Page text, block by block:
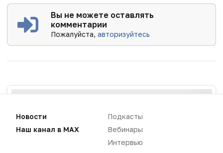
Вы не можете оставлять
комментарии
Пожалуйста,авторизуйтесь
Новости
Наш канал в MAX
Подкасты
Вебинары
Интервью